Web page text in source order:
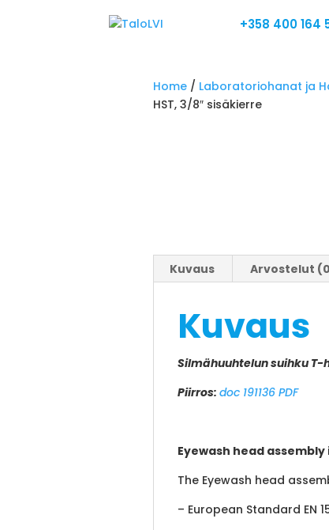
+358 400 164
Home/ Laboratoriohanat ja
HST, 3/8″ sisäkierre
Kuvaus Arvostelut
Kuvaus
Silmähuuhtelun suihku T-
Piirros: doc 191136 PDF
Eyewash head
The Eyewash head
– European Standard EN